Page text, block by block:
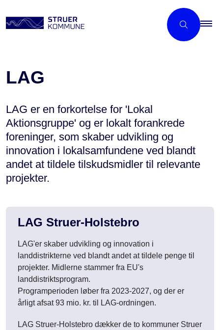
LAG
LAG er en forkortelse for 'Lokal
Aktionsgruppe' og er lokalt forankrede
foreninger, som skaber udvikling og
innovation i lokalsamfundene ved blandt
andet at tildele tilskudsmidler til relevante
projekter.
LAG Struer-Holstebro
LAG'er skaber udvikling og innovation i
landdistrikterne ved blandt andet at tildele penge til
projekter. Midlerne stammer fra EU's
landdistriktsprogram.
Programperioden løber fra 2023-2027, og der er
årligt afsat 93 mio. kr. til LAG-ordningen.
LAG Struer-Holstebro dækker de to kommuner Struer